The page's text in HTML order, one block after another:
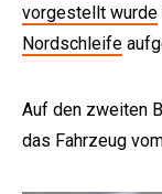
vorgestellt wurde
Nordschleife
Auf den zweiten
das Fahrzeug